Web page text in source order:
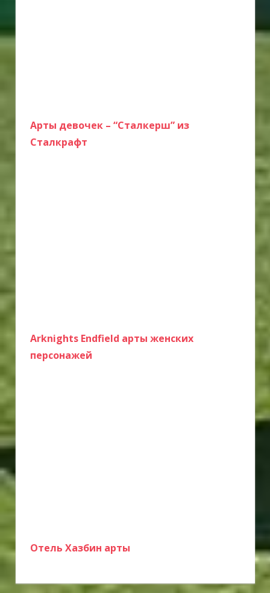
Арты девочек – “Сталкерш” из
Сталкрафт
Arknights Endfield арты женских
персонажей
Отель Хазбин арты